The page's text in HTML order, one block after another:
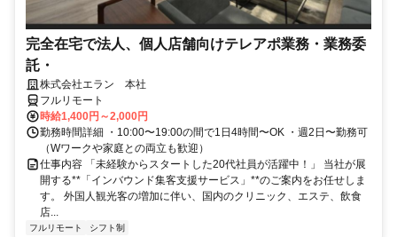
完全在宅で法人、個人店舗向けテレアポ業務・業務委
託・
株式会社エラン 本社
フルリモート
時給1,400円～2,000円
勤務時間詳細 ・10:00〜19:00の間で1日4時間〜OK ・週2日〜勤務可
（Wワークや家庭との両立も歓迎）
仕事内容 「未経験からスタートした20代社員が活躍中！」 当社が展
開する**「インバウンド集客支援サービス」**のご案内をお任せしま
す。 外国人観光客の増加に伴い、国内のクリニック、エステ、飲食
店...
フルリモート シフト制